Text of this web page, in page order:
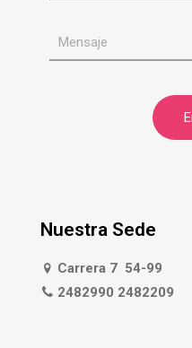
Nuestra Sede
Carrera 7 54-99
2482990 2482209